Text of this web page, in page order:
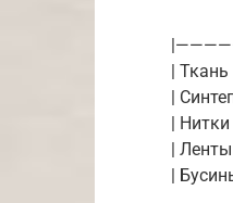
|
|
|
|
|